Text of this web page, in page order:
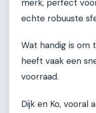
merk, perfect
echte robuuste
Wat handig is om
heeft vaak een
voorraad.
Dijk en Ko, vooral